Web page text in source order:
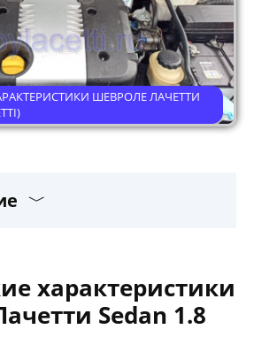
ШЕВРОЛЕ ЛАЧЕТТИ
характеристики
Sedan 1.8